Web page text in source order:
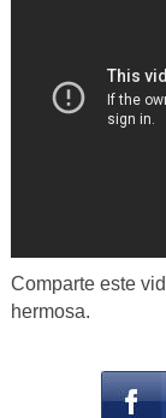
Comparte este
hermosa.